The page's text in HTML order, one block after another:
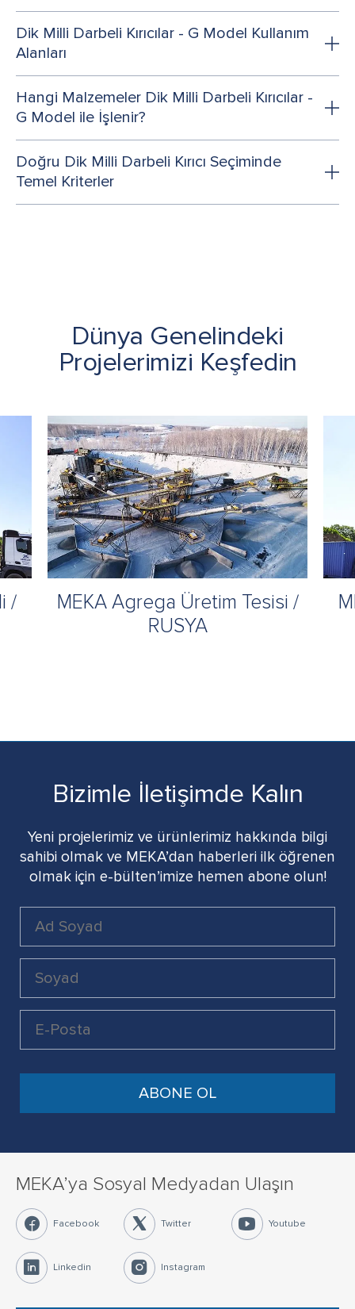
Dik Milli Darbeli Kırıcılar - G Model Kullanım
Alanları
Hangi Malzemeler Dik Milli Darbeli Kırıcılar -
G Model ile İşlenir?
Doğru Dik Milli Darbeli Kırıcı Seçiminde
Temel Kriterler
Dünya Genelindeki
Projelerimizi Keşfedin
/
MEKA Agrega Üretim Tesisi /
RUSYA
Bizimle İletişimde Kalın
Yeni projelerimiz ve ürünlerimiz hakkında bilgi
sahibi olmak ve MEKA’dan haberleri ilk öğrenen
olmak için e-bülten’imize hemen abone olun!
MEKA’ya Sosyal Medyadan Ulaşın
Facebook Twitter Youtube
Linkedin Instagram